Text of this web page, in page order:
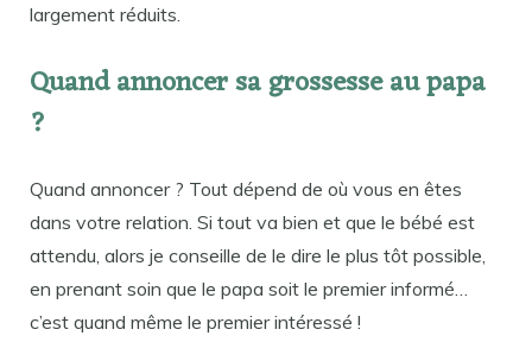
largement réduits.
Quand annoncer sa grossesse au papa
?
Quand annoncer ? Tout dépend de où vous en êtes
dans votre relation. Si tout va bien et que le bébé est
attendu, alors je conseille de le dire le plus tôt possible,
en prenant soin que le papa soit le premier informé…
c’est quand même le premier intéressé !